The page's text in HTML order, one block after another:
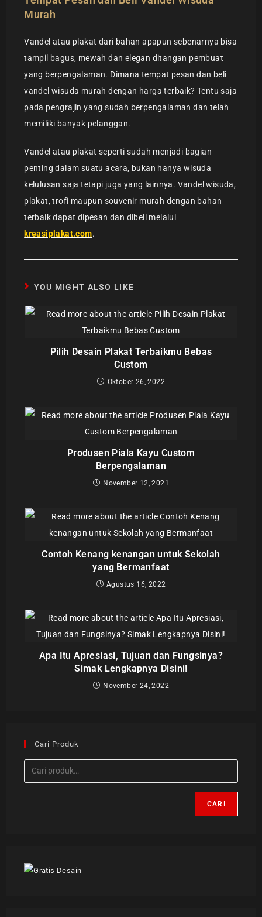
Murah
Vandel atau plakat dari bahan apapun sebenarnya bisa
tampil bagus, mewah dan elegan ditangan pembuat
yang berpengalaman. Dimana tempat pesan dan beli
vandel wisuda murah dengan harga terbaik? Tentu saja
pada pengrajin yang sudah berpengalaman dan telah
memiliki banyak pelanggan.
Vandel atau plakat seperti sudah menjadi bagian
penting dalam suatu acara, bukan hanya wisuda
kelulusan saja tetapi juga yang lainnya. Vandel wisuda,
plakat, trofi maupun souvenir murah dengan bahan
terbaik dapat dipesan dan dibeli melalui
kreasiplakat.com.
YOU MIGHT ALSO LIKE
Pilih Desain Plakat Terbaikmu Bebas
Custom
Oktober 26, 2022
Produsen Piala Kayu Custom
Berpengalaman
November 12, 2021
Contoh Kenang kenangan untuk Sekolah
yang Bermanfaat
Agustus 16, 2022
Apa Itu Apresiasi, Tujuan dan Fungsinya?
Simak Lengkapnya Disini!
November 24, 2022
Cari Produk
CARI